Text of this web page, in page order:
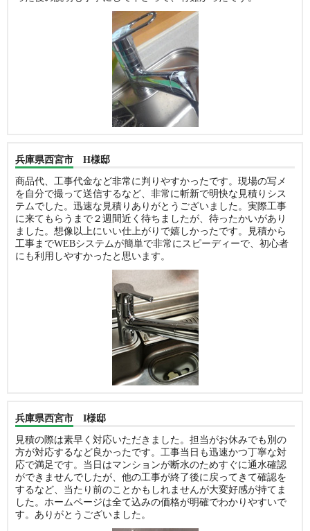
兵庫県西宮市 H様邸
商品代、工事代金など非常に判りやすかったです。現場の写メ
を自分で撮って送信するなど、非常に斬新で明快な見積りシス
テムでした。迅速な見積りありがとうございました。実際工事
に来てもらうまで２週間近く待ちましたが、待ったかいがあり
ました。想像以上にいい仕上がりで嬉しかったです。見積から
工事までWEBシステムが簡単で非常にスピーディーで、初心者
にも利用しやすかったと思います。
兵庫県西宮市 I様邸
見積の際は素早く対応いただきました。担当がお休みでも別の
方が対応するなど良かったです。工事当日も迅速かつ丁寧な対
応で満足です。当日はマンションが断水のためすぐに通水確認
ができませんでしたが、他の工事が終了後に戻ってきて確認を
するなど、当たり前のことかもしれませんが大変好感が持てま
した。ホームページは全て込みの価格が明確でわかりやすいで
す。ありがとうございました。